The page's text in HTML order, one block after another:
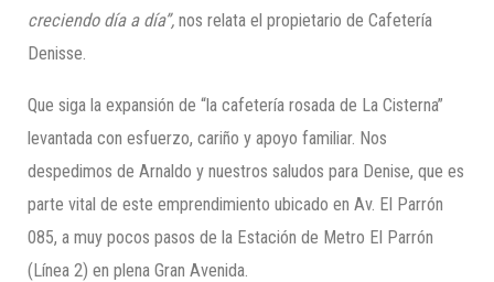
creciendo día a día”,nos relata el propietario de Cafetería
Denisse.
Que siga la expansión de “la cafetería rosada de La Cisterna”
levantada con esfuerzo, cariño y apoyo familiar. Nos
despedimos de Arnaldo y nuestros saludos para Denise, que es
parte vital de este emprendimiento ubicado en Av. El Parrón
085, a muy pocos pasos de la Estación de Metro El Parrón
(Línea 2) en plena Gran Avenida.